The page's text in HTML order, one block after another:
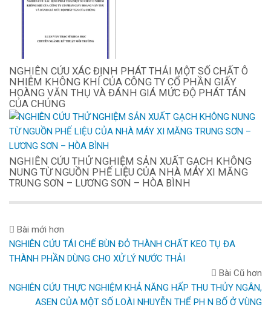
NGHIÊN CỨU XÁC ĐỊNH PHÁT THẢI MỘT SỐ CHẤT Ô
NHIỄM KHÔNG KHÍ CỦA CÔNG TY CỔ PHẦN GIẤY
HOÀNG VĂN THỤ VÀ ĐÁNH GIÁ MỨC ĐỘ PHÁT TÁN
CỦA CHÚNG
NGHIÊN CỨU THỬ NGHIỆM SẢN XUẤT GẠCH KHÔNG
NUNG TỪ NGUỒN PHẾ LIỆU CỦA NHÀ MÁY XI MĂNG
TRUNG SƠN – LƯƠNG SƠN – HÒA BÌNH
Bài mới hơn
NGHIÊN CỨU TÁI CHẾ BÙN ĐỎ THÀNH CHẤT KEO TỤ ĐA
THÀNH PHẦN DÙNG CHO XỬ LÝ NƯỚC THẢI
Bài Cũ hơn
NGHIÊN CỨU THỰC NGHIỆM KHẢ NĂNG HẤP THU THỦY NGÂN,
ASEN CỦA MỘT SỐ LOÀI NHUYỄN THỂ PH N BỐ Ở VÙNG